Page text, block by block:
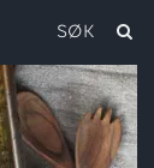
SØK